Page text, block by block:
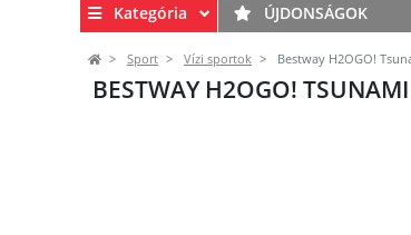
Kategória ÚJDONSÁGOK
Sport Vízi sportok Bestway H2OGO!
BESTWAY H2OGO!